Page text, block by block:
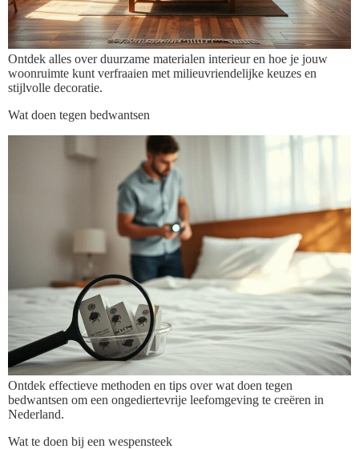
Ontdek alles over duurzame materialen interieur en hoe je jouw
woonruimte kunt verfraaien met milieuvriendelijke keuzes en
stijlvolle decoratie.
Wat doen tegen bedwantsen
Ontdek effectieve methoden en tips over wat doen tegen
bedwantsen om een ongediertevrije leefomgeving te creëren in
Nederland.
Wat te doen bij een wespensteek